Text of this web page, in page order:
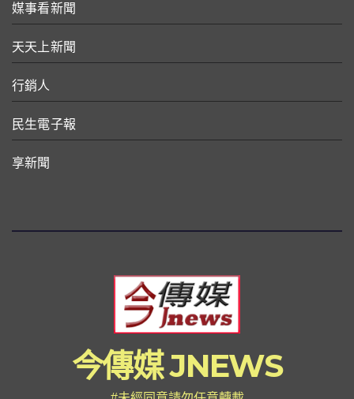
媒事看新聞
天天上新聞
行銷人
民生電子報
享新聞
今傳媒 JNEWS